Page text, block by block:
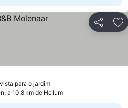
Partilhar
para o jardim
a 10.8 km de Hollum